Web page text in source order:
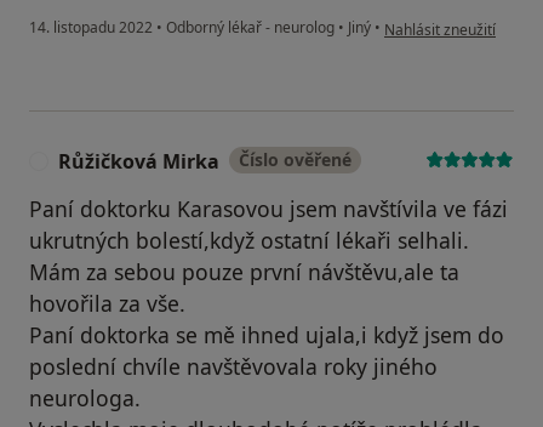
14. listopadu 2022 • Odborný lékař - neurolog • Jiný • podle názoru uživatele
Nahlásit zneužití
Růžičková Mirka Číslo ověřené
Paní doktorku Karasovou jsem navštívila ve fázi
ukrutných bolestí,když ostatní lékaři selhali.
Mám za sebou pouze první návštěvu,ale ta
hovořila za vše.
Paní doktorka se mě ihned ujala,i když jsem do
poslední chvíle navštěvovala roky jiného
neurologa.